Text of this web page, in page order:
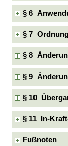
§ 6
§ 7
§ 8
§ 9
§ 10
§ 11 In-
Fußnoten